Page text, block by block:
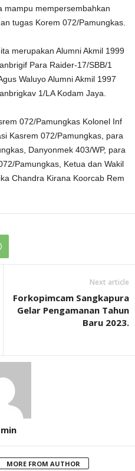
mampu mempersembahkan
tugas Korem 072/Pamungkas.
merupakan Alumni Akmil 1999
Para Raider-17/SBB/1
Waluyo Alumni Akmil 1997
1/LA Kodam Jaya.
072/Pamungkas Kolonel Inf
Kasrem 072/Pamungkas, para
Danyonmek 403/WP, para
Pamungkas, Ketua dan Wakil
Chandra Kirana Koorcab Rem
Next article
Forkopimcam Sangkapura
Gelar Pengamanan Tahun
Baru 2023.
MORE FROM AUTHOR